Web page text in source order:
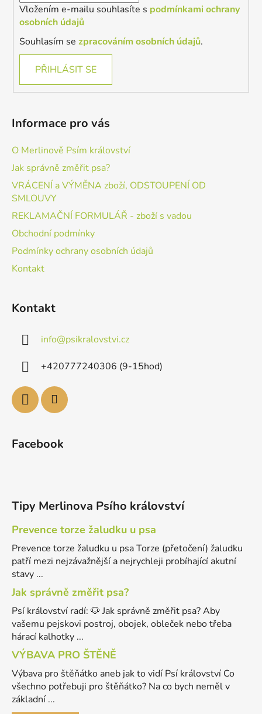
Vložením e-mailu souhlasíte s podmínkami ochrany
osobních údajů
Souhlasím se zpracováním osobních údajů.
PŘIHLÁSIT SE
Informace pro vás
O Merlinově Psím království
Jak správně změřit psa?
VRÁCENÍ a VÝMĚNA zboží, ODSTOUPENÍ OD
SMLOUVY
REKLAMAČNÍ FORMULÁŘ - zboží s vadou
Obchodní podmínky
Podmínky ochrany osobních údajů
Kontakt
Kontakt
info@psikralovstvi.cz
+420777240306 (9-15hod)
Facebook
Tipy Merlinova Psího království
Prevence torze žaludku u psa
Prevence torze žaludku u psa Torze (přetočení) žaludku
patří mezi nejzávažnější a nejrychleji probíhající akutní
stavy ...
Jak správně změřit psa?
Psí království radí: 🐶 Jak správně změřit psa? Aby
vašemu pejskovi postroj, obojek, obleček nebo třeba
hárací kalhotky ...
VÝBAVA PRO ŠTĚNĚ
Výbava pro štěňátko aneb jak to vidí Psí království Co
všechno potřebuji pro štěňátko? Na co bych neměl v
základní ...